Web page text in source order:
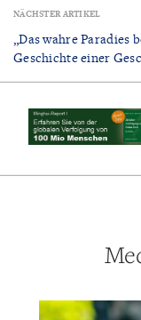
NÄCHSTER ARTIKEL
„Das wahre
Geschichte einer